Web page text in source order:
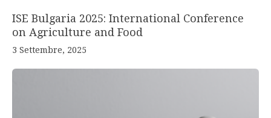
ISE Bulgaria 2025: International Conference
on Agriculture and Food
3 Settembre, 2025